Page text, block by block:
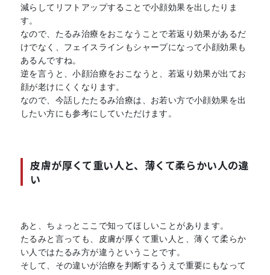
減らしてリフトアップすることで小顔効果を出したりま
す。
なので、たるみ治療をおこなうことで若返り効果があるだ
けでなく、フェイスラインもシャープになって小顔効果も
あるんですね。
逆を言うと、小顔治療をおこなうと、若返り効果が出てお
顔が老けにくくなります。
なので、今話したたるみ治療は、お若い方で小顔効果を出
したい方にも参考にしていただけます。
皮膚が厚くて重い人と、薄くて柔らかい人の違
い
あと、ちょっとここで知ってほしいことがあります。
たるみと言っても、皮膚が厚くて重い人と、薄くて柔らか
い人ではたるみ方が違うということです。
そして、その違いが治療を判断するうえで重要にもなって